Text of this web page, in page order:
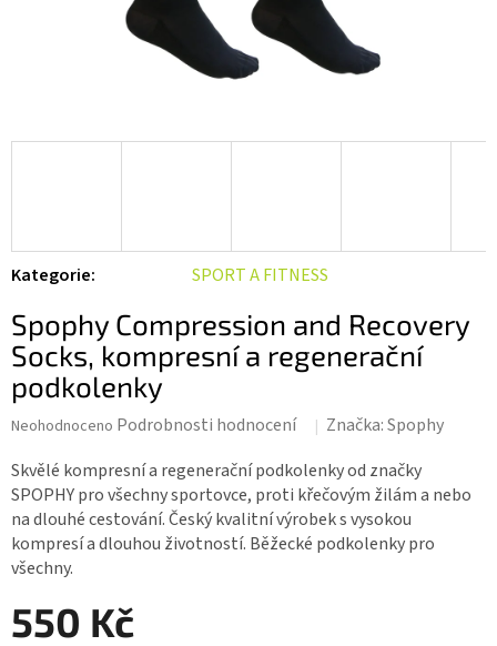
Kategorie: SPORT A FITNESS
Spophy Compression and Recovery
Socks, kompresní a regenerační
podkolenky
Průměrné
produktu
je
0,0
z 5
hvězdiček.
Neohodnoceno Podrobnosti hodnocení Značka:Spophy
Skvělé kompresní a regenerační podkolenky od značky
SPOPHY pro všechny sportovce, proti křečovým žilám a nebo
na dlouhé cestování. Český kvalitní výrobek s vysokou
kompresí a dlouhou životností. Běžecké podkolenky pro
všechny.
550 Kč